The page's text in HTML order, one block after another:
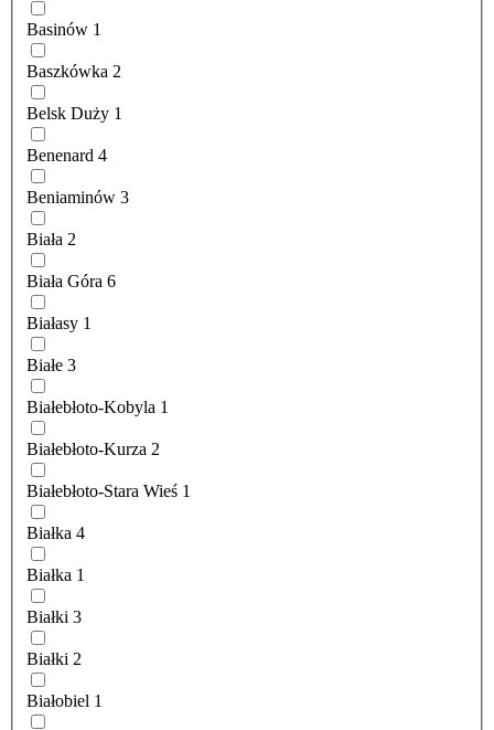
Basinów 1
Baszkówka 2
Belsk Duży 1
Benenard 4
Beniaminów 3
Biała 2
Biała Góra 6
Białasy 1
Białe 3
Białebłoto-Kobyla 1
Białebłoto-Kurza 2
Białebłoto-Stara Wieś 1
Białka 4
Białka 1
Białki 3
Białki 2
Białobiel 1